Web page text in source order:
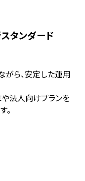
タンダード
がら、安定した運用
法人向けプランを
。